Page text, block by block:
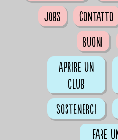
Jobs
Contatto
Buoni
Aprire un
club
Sostenerci
Fare